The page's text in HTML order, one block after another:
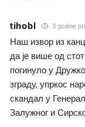
tihobl 3 godine
Наш извор из
да је више од
погинуло у
зграду, упркос
скандал у
Залужног и